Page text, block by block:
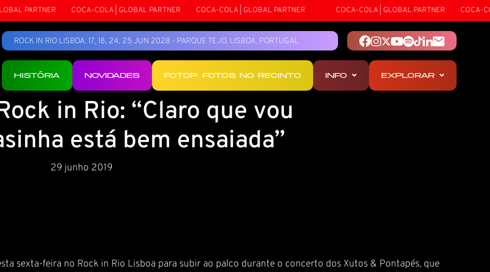
PARTNER COCA-COLA | GLOBAL PARTNER COCA-COLA | GLOBAL PARTNER COCA-COLA | GLOBAL PARTNER COCA-
ROCK IN RIO LISBOA: 17, 18, 24, 25 JUN 2028 - PARQUE TEJO, LISBOA, PORTUGAL
HISTÓRIA NOVIDADES FOTOP: FOTOS NO RECINTO INFO EXPLORAR
in Rio: “Claro que vou
está bem ensaiada”
29 junho 2019
sexta-feira no Rock in Rio Lisboa para subir ao palco durante o concerto dos Xutos & Pontapés, que